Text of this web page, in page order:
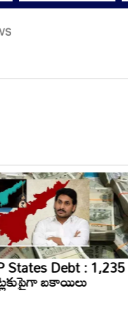
States Debt : 1,235
బకాయిలు